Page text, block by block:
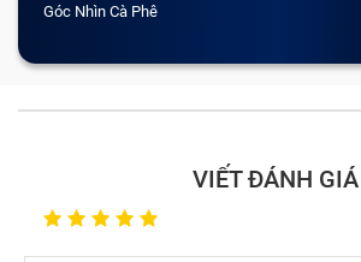
Góc Nhìn Cà Phê
VIẾT ĐÁNH GIÁ